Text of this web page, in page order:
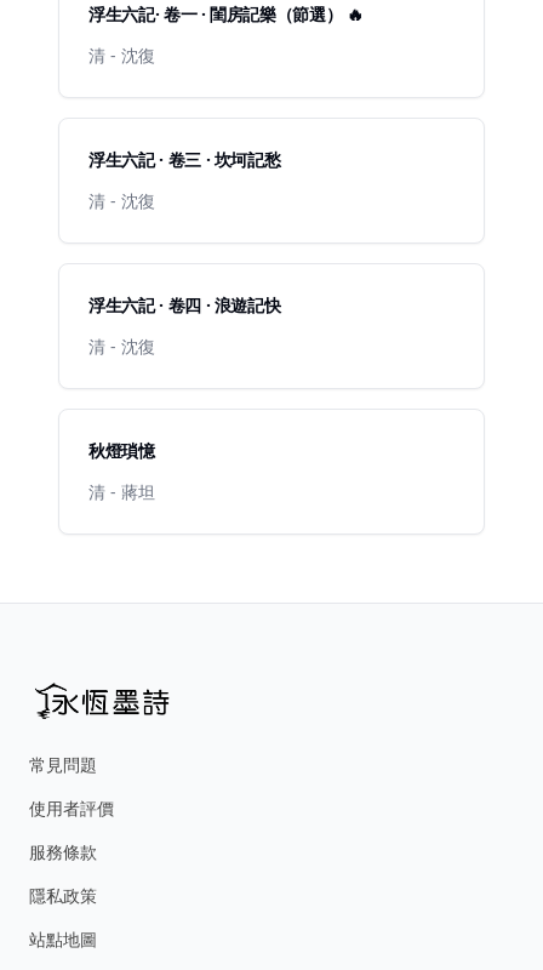
浮生六記· 卷一 · 閨房記樂（節選） 🔥
清 - 沈復
浮生六記 · 卷三 · 坎坷記愁
清 - 沈復
浮生六記 · 卷四 · 浪遊記快
清 - 沈復
秋燈瑣憶
清 - 蔣坦
常見問題
使用者評價
服務條款
隱私政策
站點地圖